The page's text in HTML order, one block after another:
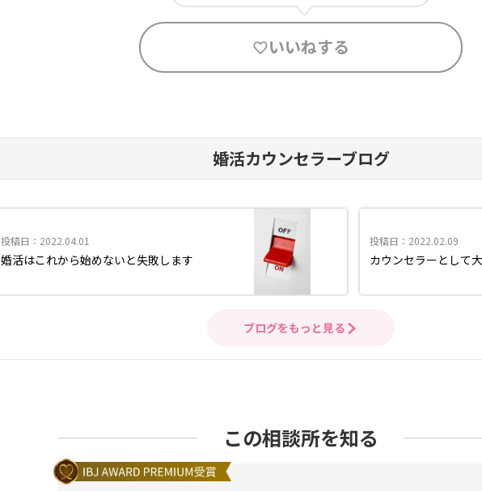
いいねする
婚活カウンセラーブログ
投稿日：2022.04.01
婚活はこれから始めないと失敗します
投稿日：2022.02.09
カウンセラーとして
ブログをもっと見る
この相談所を知る